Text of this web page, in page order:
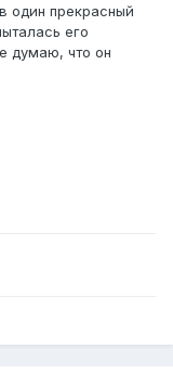
один прекрасный
его
думаю, что он